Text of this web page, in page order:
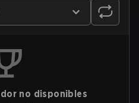
no disponibles